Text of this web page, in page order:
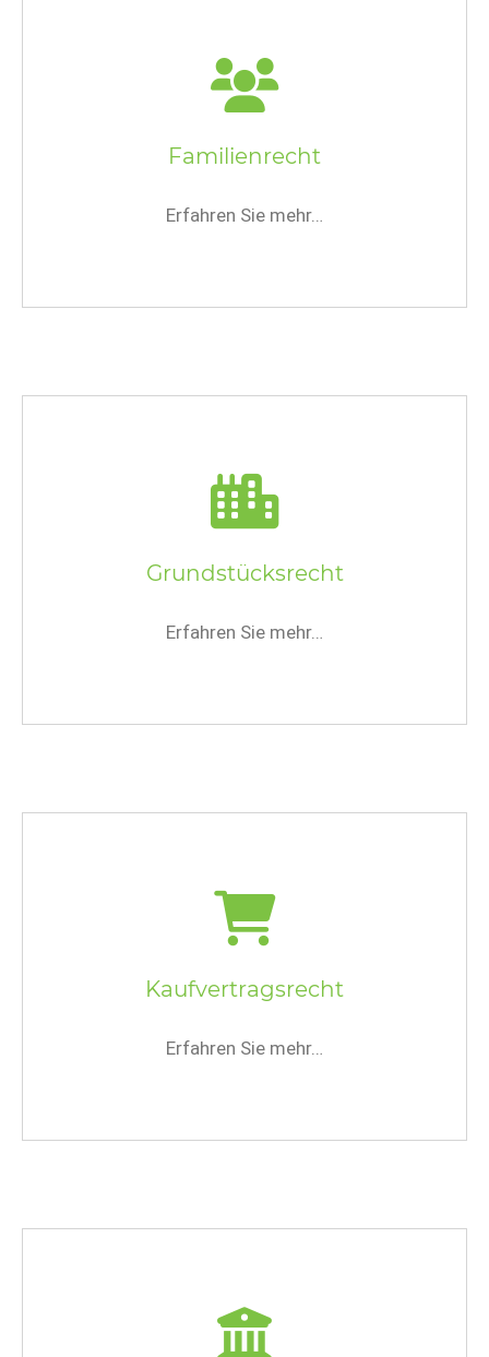
Familienrecht
Erfahren Sie mehr…
Grundstücksrecht
Erfahren Sie mehr…
Kaufvertragsrecht
Erfahren Sie mehr…